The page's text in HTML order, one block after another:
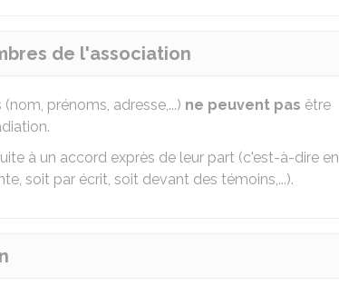
de l'association
prénoms, adresse,...) ne peuvent pas être
à un accord exprès de leur part (c'est-à-dire en
soit par écrit, soit devant des témoins,...).